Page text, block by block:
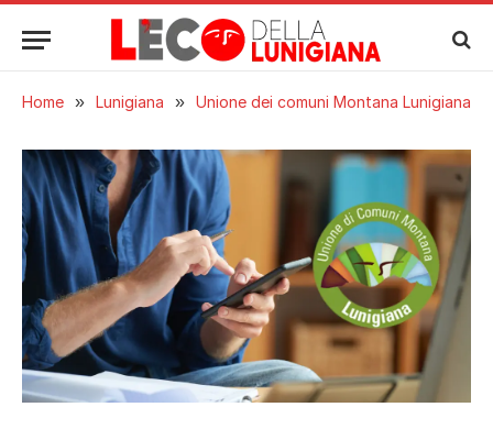
Home » Lunigiana » Unione dei comuni Montana Lunigiana